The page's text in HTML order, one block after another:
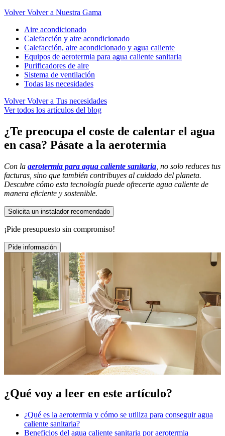
Volver Volver a Nuestra Gama
Aire acondicionado
Calefacción y aire acondicionado
Calefacción, aire acondicionado y agua caliente
Equipos de aerotermia para agua caliente sanitaria
Purificadores de aire
Sistema de ventilación
Todas las necesidades
Volver Volver a Tus necesidades
Ver todos los artículos del blog
¿Te preocupa el coste de calentar el agua
en casa? Pásate a la aerotermia
Con la aerotermia para agua caliente sanitaria , no solo reduces tus
facturas, sino que también contribuyes al cuidado del planeta.
Descubre cómo esta tecnología puede ofrecerte agua caliente de
manera eficiente y sostenible.
Solicita un instalador recomendado
¡Pide presupuesto sin compromiso!
Pide información
¿Qué voy a leer en este artículo?
¿Qué es la aerotermia y cómo se utiliza para conseguir agua
caliente sanitaria?
Beneficios del agua caliente sanitaria por aerotermia